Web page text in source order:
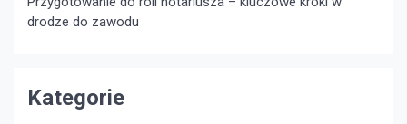
drodze do zawodu
Kategorie